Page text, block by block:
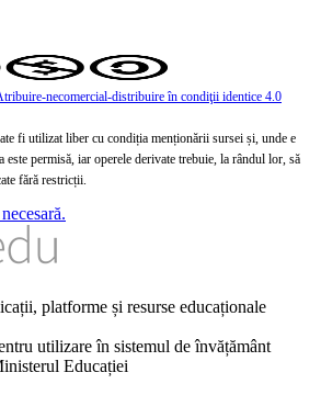
necomercial-distribuire în condiţii identice 4.0
fi utilizat liber cu condiția menționării sursei și, unde e
permisă, iar operele derivate trebuie, la rândul lor, să
fără restricții.
platforme și resurse educaționale
utilizare în sistemul de învățământ
Educației